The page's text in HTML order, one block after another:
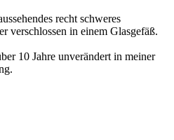
recht schweres
verschlossen in einem Glasgefäß.
10 Jahre unverändert in meiner